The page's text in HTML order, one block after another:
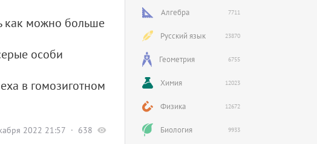
2022 21:57 638
как можно больше
особи
в гомозиготном
Алгебра 7711
Русский язык 23870
Геометрия 6755
Химия 12023
Физика 12672
Биология 9933